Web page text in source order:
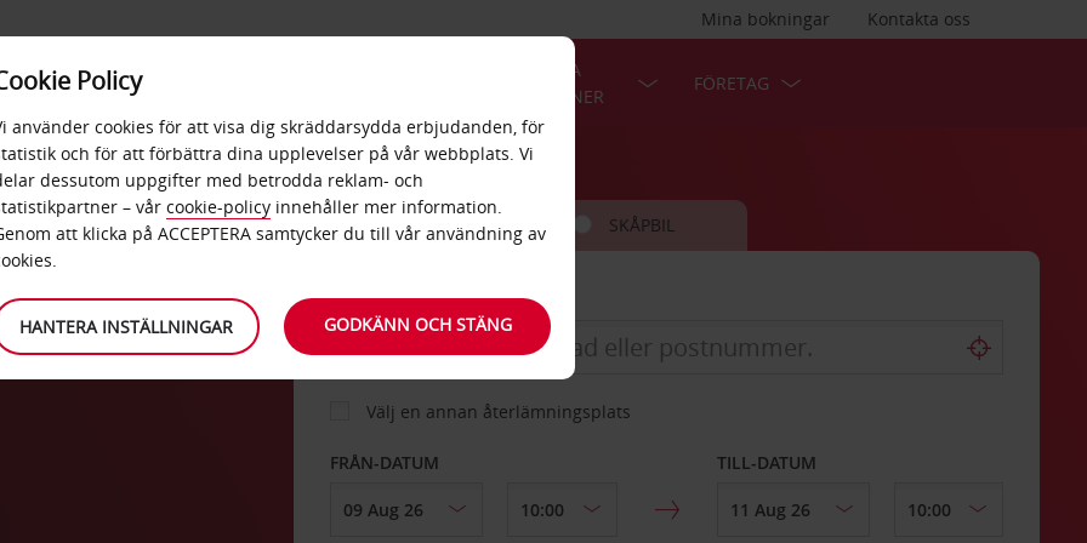
Kontakta oss
Mina bokningar
ERBJUDANDEN
POPULÄRA
DESTINATIONER
FÖRETAG
BIL SKÅPBIL
HÄMTA FRÅN
Välj en annan återlämningsplats
FRÅN-DATUM TILL-DATUM
Policy
använder cookies för att visa dig skräddarsydda erbjudanden, för
och för att förbättra dina upplevelser på vår webbplats. Vi
dessutom uppgifter med betrodda reklam- och
– vår cookie-policy innehåller mer information.
att klicka på ACCEPTERA samtycker du till vår användning av
HANTERA INSTÄLLNINGAR GODKÄNN OCH STÄNG